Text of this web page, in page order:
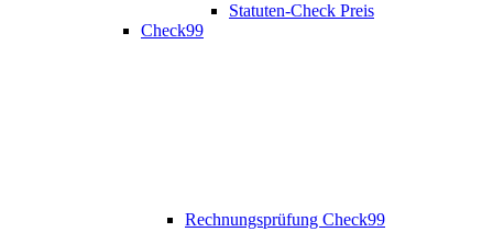
Statuten-Check Preis
Check99
Rechnungsprüfung Check99